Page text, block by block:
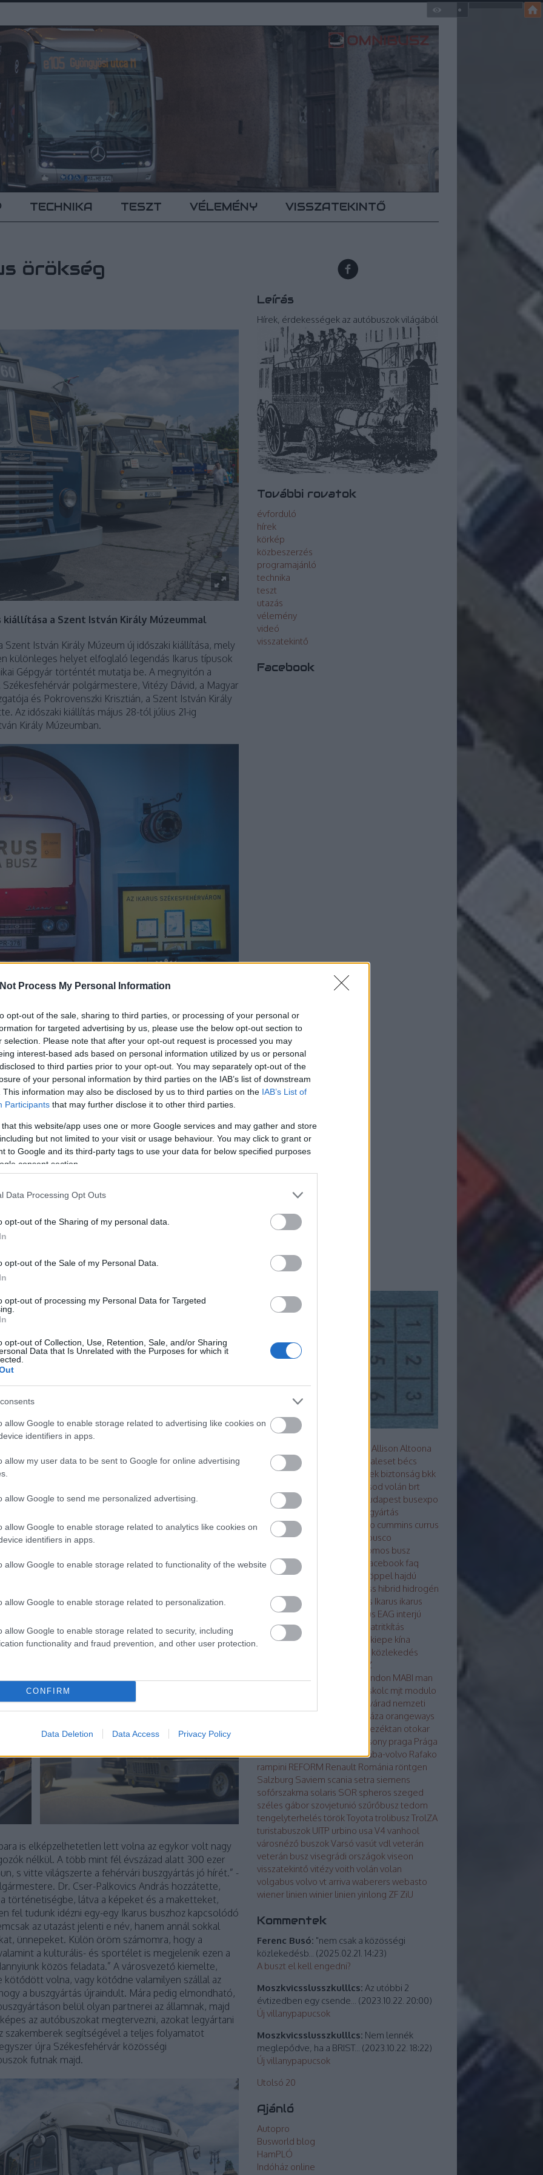
Process My Personal Information
opt-out of the sale, sharing to third parties, or processing of your personal or
for targeted advertising by us, please use the below opt-out section to
selection. Please note that after your opt-out request is processed you may
interest-based ads based on personal information utilized by us or personal
to third parties prior to your opt-out. You may separately opt-out of the
of your personal information by third parties on the IAB’s list of downstream
This information may also be disclosed by us to third parties on the IAB’s List of
Participants that may further disclose it to other third parties.
that this website/app uses one or more Google services and may gather and store
but not limited to your visit or usage behaviour. You may click to grant or
to Google and its third-party tags to use your data for below specified purposes
consent section.
Data Processing Opt Outs
opt-out of the Sharing of my personal data.
opt-out of the Sale of my Personal Data.
opt-out of processing my Personal Data for Targeted
opt-out of Collection, Use, Retention, Sale, and/or Sharing
Data that Is Unrelated with the Purposes for which it
allow Google to enable storage related to advertising like cookies on
identifiers in apps.
allow my user data to be sent to Google for online advertising
allow Google to send me personalized advertising.
allow Google to enable storage related to analytics like cookies on
identifiers in apps.
allow Google to enable storage related to functionality of the website
allow Google to enable storage related to personalization.
allow Google to enable storage related to security, including
functionality and fraud prevention, and other user protection.
CONFIRM
Data Deletion Data Access Privacy Policy
TECHNIKA TESZT VÉLEMÉNY VISSZATEKINTŐ
örökség
kiállítása a Szent István Király Múzeummal
István Király Múzeum új időszaki kiállítása, mely
különleges helyet elfoglaló legendás Ikarus típusok
Gépgyár történtét mutatja be. A megnyitón a
polgármestere, Vitézy Dávid, a Magyar
és Pokrovenszki Krisztián, a Szent István Király
Az időszaki kiállítás május 28-tól július 21-ig
Király Múzeumban.
máig meghatározó, a budapesti és a
típusok több mint fél évszázadon keresztül
a hazai piacon, hanem a világ számos országában
és a Szent István Király Múzeum
létre, amely méltó emléket állít a számos kiváló
is elképzelhetetlen lett volna az egykor volt nagy
nélkül. A több mint fél évszázad alatt 300 ezer
s vitte világszerte a fehérvári buszgyártás jó hírét.” -
Dr. Cser-Palkovics András hozzátette,
történetiségbe, látva a képeket és a maketteket,
fel tudunk idézni egy-egy Ikarus buszhoz kapcsolódó
az utazást jelenti e név, hanem annál sokkal
ünnepeket. Külön öröm számomra, hogy a
a kulturális- és sportélet is megjelenik ezen a
közös feladata.” A városvezető kiemelte,
kötődött volna, vagy kötődne valamilyen szállal az
a buszgyártás újraindult. Mára pedig elmondható,
belül olyan partnerei az államnak, majd
az autóbuszokat megtervezni, azokat legyártani
szakemberek segítségével a teljes folyamatot
újra Székesfehérvár közösségi
futnak majd.
Leírás
Hírek, érdekességek az autóbuszok világából
További rovatok
évforduló
hírek
körkép
közbeszerzés
programajánló
technika
teszt
utazás
vélemény
videó
visszatekintő
Facebook
Allison Altoona
amz
arc ARRIVAL baleset bécs
bemutató
beszerzések biztonság bkk
borsod volán brt
búcsú
Búcsú a korelnöktől budapest busexpo
busworldbuszfesztivál
buszgyártás
buszsofőrbvg credo cummins currus
debrecen
Ebusco
elektromos busz
Elektro tudástár
facebook faq
futárganzgeneral motors göppel hajdú
hess hibrid hidrogén
hírek hispano ikarbus Ikarus ikarus
Ikarus200 50
Ikarus EAG interjú
irisbusirizar
járatritkítás
Kaposvárkarsan kiepe kína
közlekedés
LAZ
légkondicionálás
london MABI man
miskolc mjt modulo
Nagyvárad nemzeti
nyíregyháza orangeways
Orosz busznevezéktan otokar
Pozsony praga Prága
rábaRába-LISTRába-MVGrába-volvo Rafako
rampini REFORM Renault Románia röntgen
Salzburg Saviem scania setra siemens
sofőrszakma solaris SOR spheros szeged
széles gábor szovjetunió szűrőbusz tedom
tengelyterhelés törökToyota trolibusz TrolZA
turistabuszok UITP urbino usa V4 vanhool
városnéző buszokVarsó vasút vdlveterán
veterán busz visegrádi országokviseon
visszatekintő vitézyvoith volán volan
volgabus volvo vt arriva waberers webasto
wiener linien winier linien yinlong ZF ZiU
Kommentek
Ferenc Busó: "nem csak a közösségi
közlekedésb... (2025.02.21. 14:23)
A buszt el kell engedni?
Moszkvicsslusszkulllcs: Az utóbbi 2
évtizedben egy csende... (2023.10.22. 20:00)
Új villanypapucsok
Moszkvicsslusszkulllcs: Nem lennék
meglepődve, ha a BRIST... (2023.10.22. 18:22)
Új villanypapucsok
Utolsó 20
Ajánló
Autopro
Busworld blog
HamPLÓ
Indóház online